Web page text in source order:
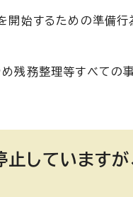
始するための準備行
残務整理等すべての
していますが